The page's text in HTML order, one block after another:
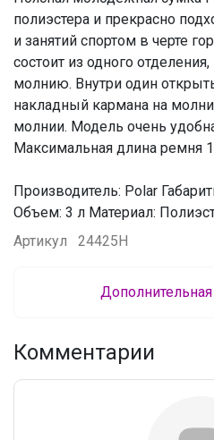
полиэстера и прекрасно
и занятий спортом в черте
состоит из одного
молнию. Внутри один
накладный кармана на
молнии. Модель очень
Максимальная длина ремня
Производитель: Polar
Объем: 3 л Материал:
Артикул
24425H
Комментарии